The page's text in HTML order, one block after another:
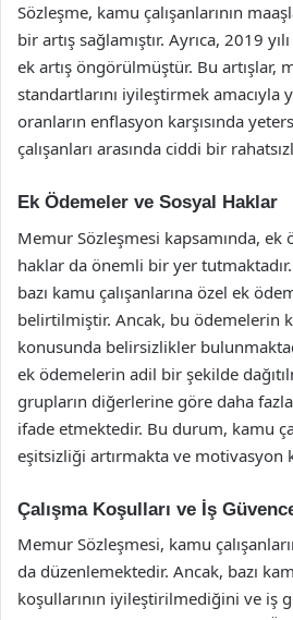
Sözleşme, kamu çalışanlarının
bir artış sağlamıştır. Ayrıca, 2019
ek artış öngörülmüştür. Bu artışlar,
standartlarını iyileştirmek amacıyla
oranların enflasyon karşısında
çalışanları arasında ciddi bir
Ek Ödemeler ve Sosyal Haklar
Memur Sözleşmesi kapsamında, ek
haklar da önemli bir yer
bazı kamu çalışanlarına özel ek
belirtilmiştir. Ancak, bu ödemelerin
konusunda belirsizlikler
ek ödemelerin adil bir şekilde
grupların diğerlerine göre daha fazla
ifade etmektedir. Bu durum, kamu
eşitsizliği artırmakta ve motivasyon
Çalışma Koşulları ve İş
Memur Sözleşmesi, kamu
da düzenlemektedir. Ancak, bazı
koşullarının iyileştirilmediğini ve iş